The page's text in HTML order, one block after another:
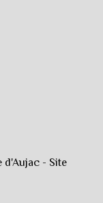
d'Aujac - Site